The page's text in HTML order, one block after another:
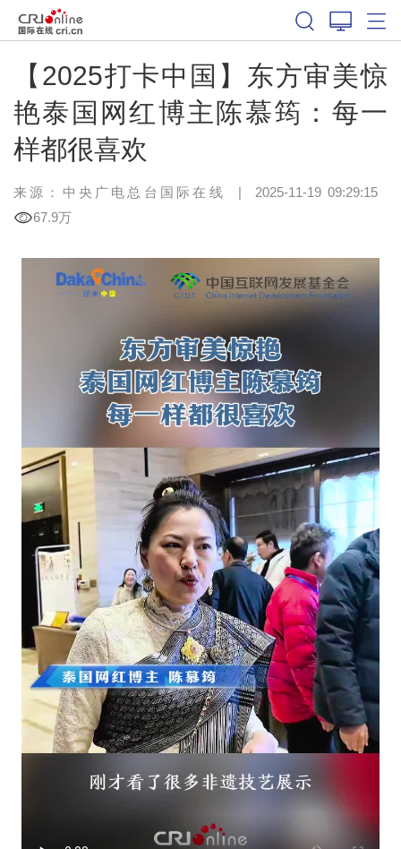
【2025打卡中国】东方审美惊
艳泰国网红博主陈慕筠：每一
样都很喜欢
来源：中央广电总台国际在线 | 2025-11-19 09:29:15
67.9万